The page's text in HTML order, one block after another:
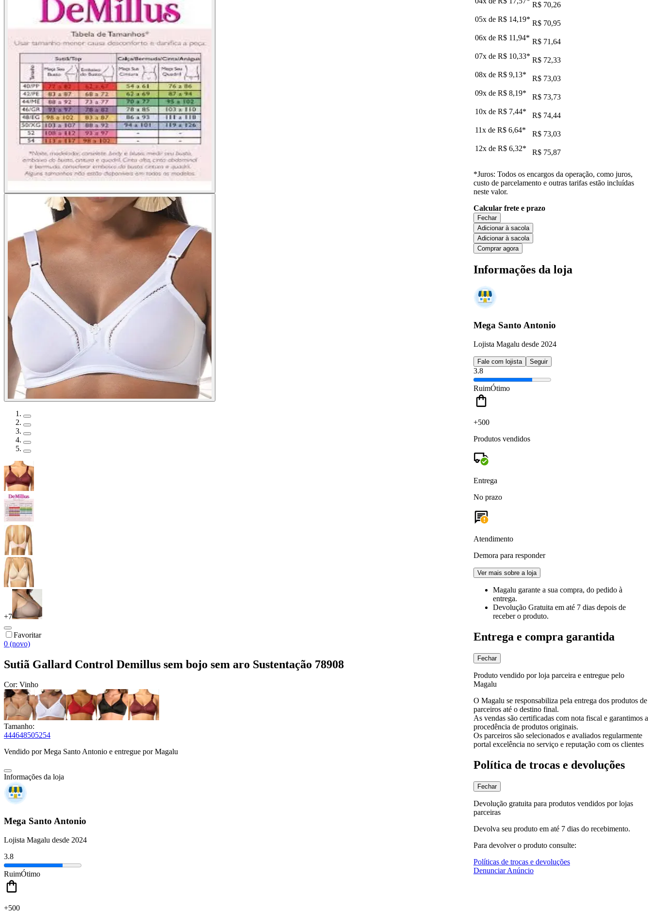
+7
Favoritar
0 (novo)
Sutiã Gallard Control Demillus sem bojo sem aro Sustentação 78908
Cor: Vinho
Tamanho:
444648505254
Vendido porMega Santo Antonio e entregue por Magalu
Informações da loja
Mega Santo Antonio
Lojista Magalu desde 2024
3.8
RuimÓtimo
+500
R$ 70,26
05x de R$ 14,19* R$ 70,95
06x de R$ 11,94* R$ 71,64
07x de R$ 10,33* R$ 72,33
08x de R$ 9,13*
R$ 73,03
09x de R$ 8,19*
R$ 73,73
10x de R$ 7,44*
R$ 74,44
11x de R$ 6,64*
R$ 73,03
12x de R$ 6,32* R$ 75,87
*Juros: Todos os encargos da operação, como juros,
custo de parcelamento e outras tarifas estão incluídas
neste valor.
Calcular frete e prazo
Fechar
Adicionar à sacola
Adicionar à sacola
Comprar agora
Informações da loja
Mega Santo Antonio
Lojista Magalu desde 2024
Fale com lojista Seguir
3.8
RuimÓtimo
+500
Produtos vendidos
Entrega
No prazo
Atendimento
Demora para responder
Ver mais sobre a loja
Magalu garante a sua compra, do pedido à
entrega.
Devolução Gratuita em até 7 dias depois de
receber o produto.
Entrega e compra garantida
Fechar
Produto vendido por loja parceira e entregue pelo
Magalu
O Magalu se responsabiliza pela entrega dos produtos de
parceiros até o destino final.
As vendas são certificadas com nota fiscal e garantimos a
procedência de produtos originais.
Os parceiros são selecionados e avaliados regularmente
portal excelência no serviço e reputação com os clientes
Política de trocas e devoluções
Fechar
Devolução gratuita para produtos vendidos por lojas
parceiras
Devolva seu produto em até 7 dias do recebimento.
Para devolver o produto consulte:
Políticas de trocas e devoluções
Denunciar Anúncio